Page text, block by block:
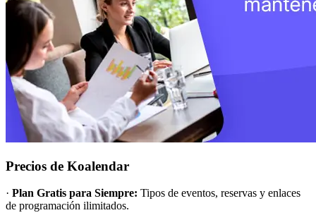
Precios de Koalendar
· Plan Gratis para Siempre: Tipos de eventos, reservas y enlaces
de programación ilimitados.